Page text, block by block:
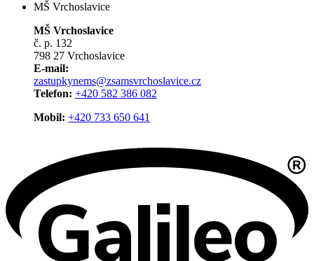
MŠ Vrchoslavice
MŠ Vrchoslavice
č. p. 132
798 27 Vrchoslavice
E-mail:
zastupkynems@zsamsvrchoslavice.cz
Telefon: +420 582 386 082
Mobil: +420 733 650 641